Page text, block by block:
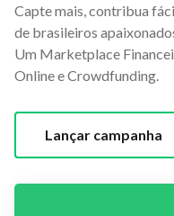
Capte mais, contribua
de brasileiros
Um Marketplace
Online e Crowdfunding.
Lançar campanha